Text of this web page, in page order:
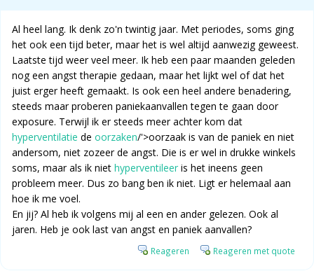
Al heel lang. Ik denk zo'n twintig jaar. Met periodes, soms ging
het ook een tijd beter, maar het is wel altijd aanwezig geweest.
Laatste tijd weer veel meer. Ik heb een paar maanden geleden
nog een angst therapie gedaan, maar het lijkt wel of dat het
juist erger heeft gemaakt. Is ook een heel andere benadering,
steeds maar proberen paniekaanvallen tegen te gaan door
exposure. Terwijl ik er steeds meer achter kom dat
hyperventilatie de oorzaken/'>oorzaak is van de paniek en niet
andersom, niet zozeer de angst. Die is er wel in drukke winkels
soms, maar als ik niet hyperventileer is het ineens geen
probleem meer. Dus zo bang ben ik niet. Ligt er helemaal aan
hoe ik me voel.
En jij? Al heb ik volgens mij al een en ander gelezen. Ook al
jaren. Heb je ook last van angst en paniek aanvallen?
Reageren Reageren met quote